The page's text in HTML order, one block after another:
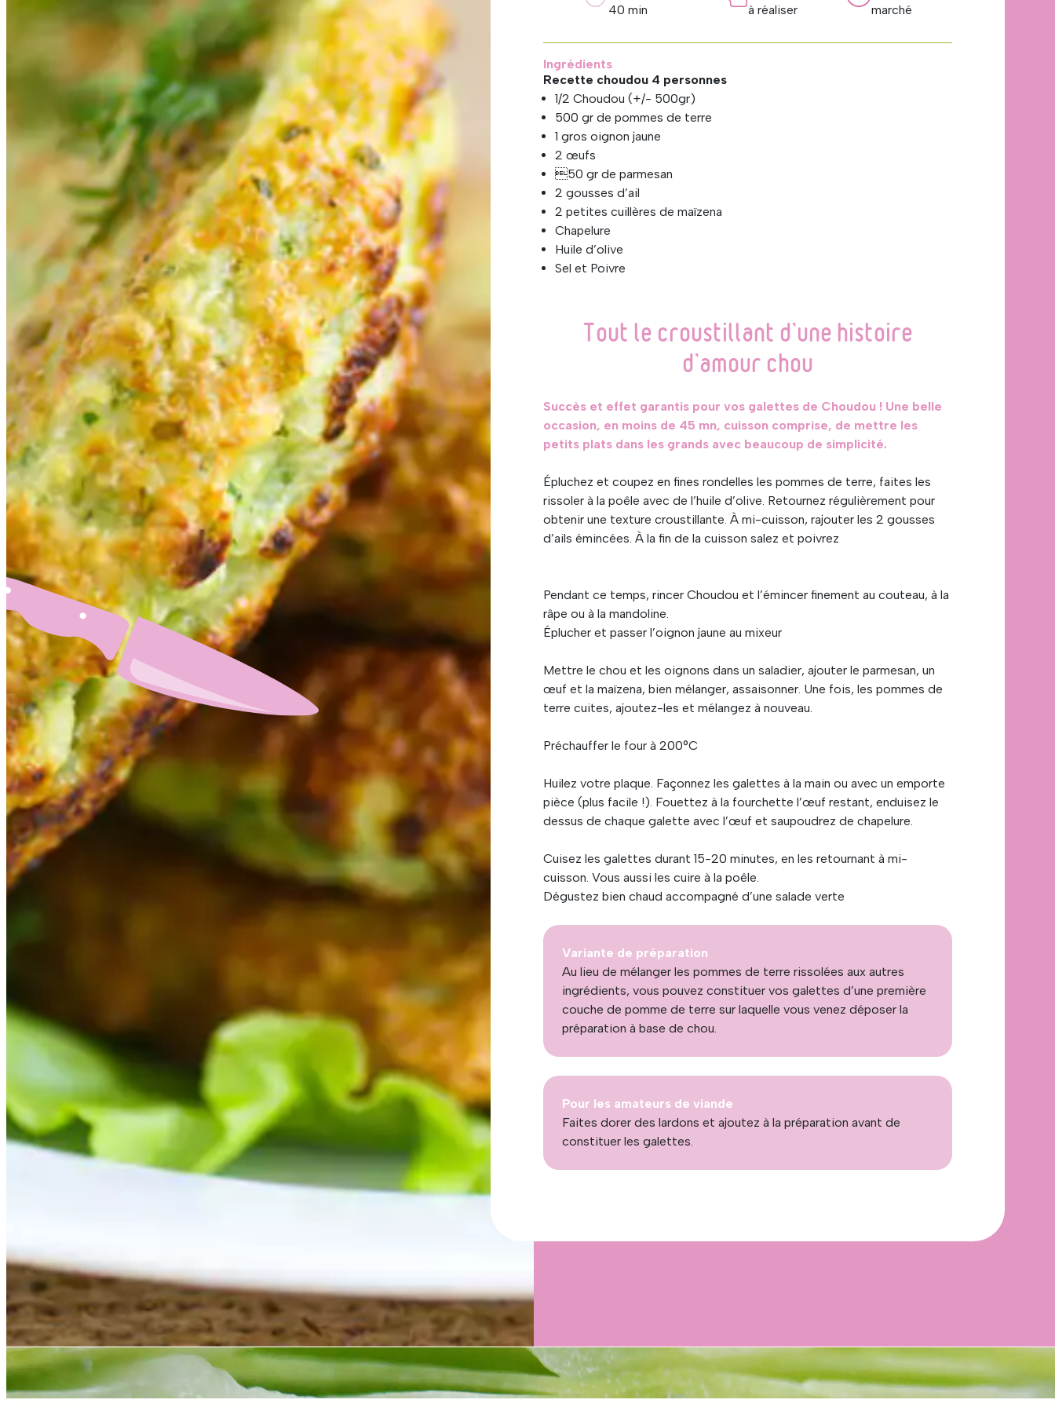
Bagel à la truite fumée et Choudou
Sando Sandwich japonais au Choudou
Sandwich club Choudou au pesto
Salade César au Choudou
Coleslaw maison gourmand
Galettes de Choudou
Salade de Choudou au sésame
Poêlée Choudou au gingembre
40 min
à réaliser
marché
Ingrédients
Recette choudou 4 personnes
1/2 Choudou (+/- 500gr)
500 gr de pommes de terre
1 gros oignon jaune
2 œufs
50 gr de parmesan
2 gousses d’ail
2 petites cuillères de maïzena
Chapelure
Huile d’olive
Sel et Poivre
Tout le croustillant d’une histoire
d’amour chou
Succès et effet garantis pour vos galettes de Choudou ! Une belle
occasion, en moins de 45 mn, cuisson comprise, de mettre les
petits plats dans les grands avec beaucoup de simplicité.
Épluchez et coupez en fines rondelles les pommes de terre, faites les
rissoler à la poêle avec de l’huile d’olive. Retournez régulièrement pour
obtenir une texture croustillante. À mi-cuisson, rajouter les 2 gousses
d’ails émincées. À la fin de la cuisson salez et poivrez
Pendant ce temps, rincer Choudou et l’émincer finement au couteau, à la
râpe ou à la mandoline.
Éplucher et passer l’oignon jaune au mixeur
Mettre le chou et les oignons dans un saladier, ajouter le parmesan, un
œuf et la maïzena, bien mélanger, assaisonner. Une fois, les pommes de
terre cuites, ajoutez-les et mélangez à nouveau.
Préchauffer le four à 200°C
Huilez votre plaque. Façonnez les galettes à la main ou avec un emporte
pièce (plus facile !). Fouettez à la fourchette l’œuf restant, enduisez le
dessus de chaque galette avec l’œuf et saupoudrez de chapelure.
Cuisez les galettes durant 15-20 minutes, en les retournant à mi-
cuisson. Vous aussi les cuire à la poêle.
Dégustez bien chaud accompagné d’une salade verte
Variante de préparation
Au lieu de mélanger les pommes de terre rissolées aux autres
ingrédients, vous pouvez constituer vos galettes d’une première
couche de pomme de terre sur laquelle vous venez déposer la
préparation à base de chou.
Pour les amateurs de viande
Faites dorer des lardons et ajoutez à la préparation avant de
constituer les galettes.